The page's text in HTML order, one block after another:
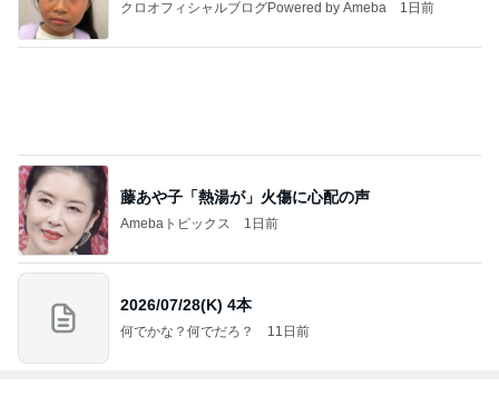
クロオフィシャルブログPowered by Ameba 1日前
藤あや子「熱湯が」火傷に心配の声
Amebaトピックス 1日前
2026/07/28(K) 4本
何でかな？何でだろ？ 11日前